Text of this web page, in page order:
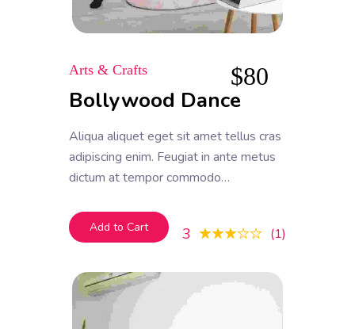
Arts & Crafts
3 1
Bollywood Dance
Aliqua aliquet eget sit amet tellus cras
adipiscing enim. Feugiat in ante metus
dictum at tempor commodo
facilisi etiam dignissim. Vestibulum
mattis ullamcorper velit sed
Dolor sit amet consectetur adipiscing
elit. A erat nam at lectus urna duis
convallis
$80
Add to Cart